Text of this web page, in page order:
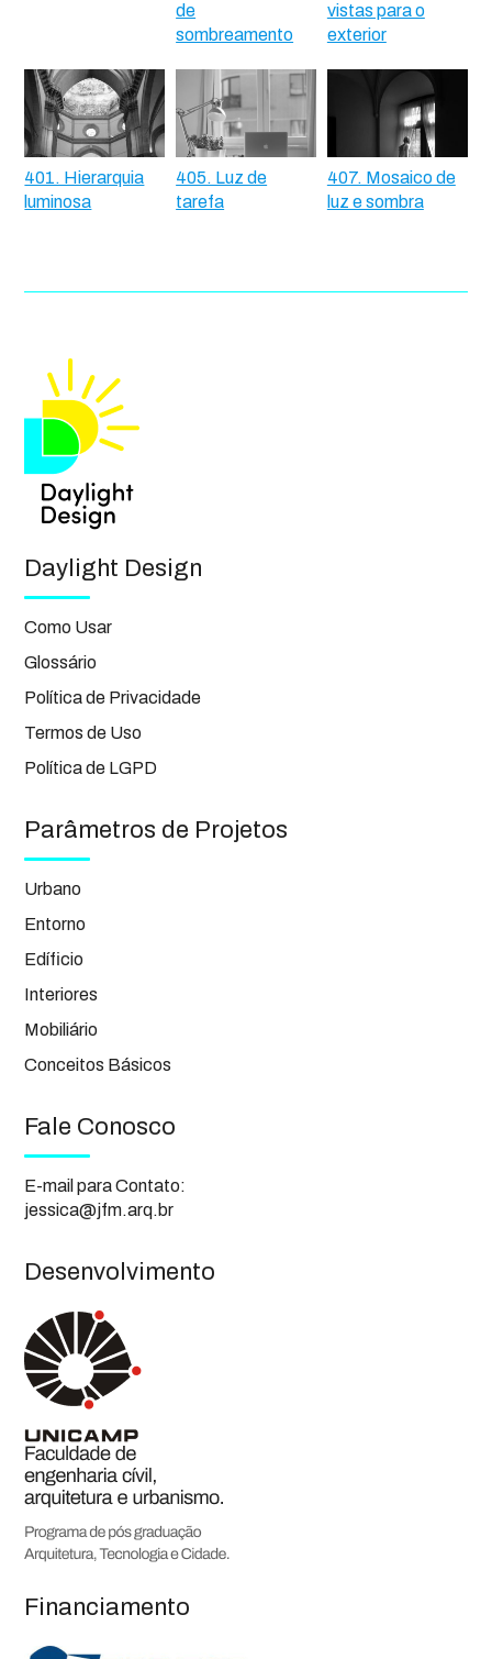
de
sombreamento
vistas para o
exterior
401. Hierarquia
luminosa
405. Luz de
tarefa
407. Mosaico de
luz e sombra
Daylight Design
Como Usar
Glossário
Política de Privacidade
Termos de Uso
Política de LGPD
Parâmetros de Projetos
Urbano
Entorno
Edíficio
Interiores
Mobiliário
Conceitos Básicos
Fale Conosco
E-mail para Contato:
jessica@jfm.arq.br
Desenvolvimento
Financiamento